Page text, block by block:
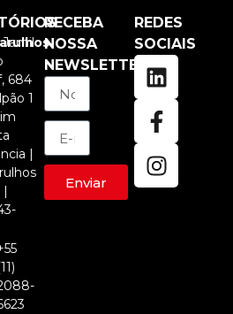
Jamil
684
1
|
RECEBA
NOSSA
NEWSLETTER
Enviar
REDES
SOCIAIS